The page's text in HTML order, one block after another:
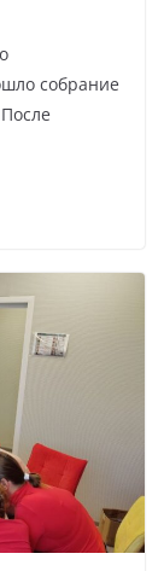
собрание